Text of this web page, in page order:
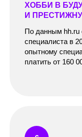
ХОББИ В
И
По данным hh.ru
специалиста в
опытному
платить от 160